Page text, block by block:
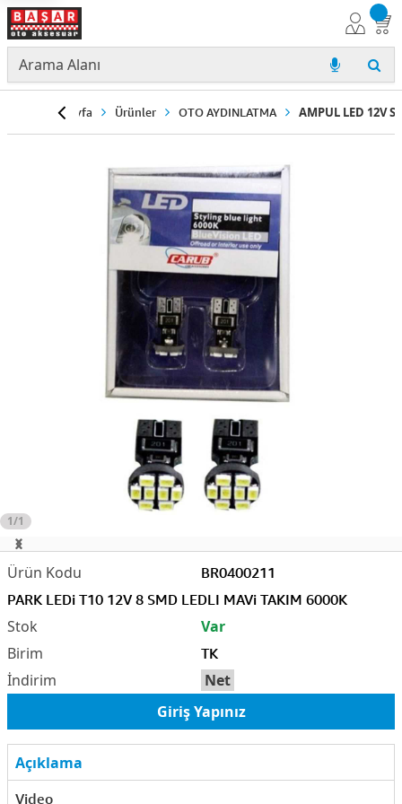
Anasayfa Ürünler OTO AYDINLATMA AMPUL LED 12V
1/1
BR0400211
PARK LEDi T10 12V 8 SMD LEDLI MAVi TAKIM 6000K
TK
Net
Var
Giriş Yapınız
Açıklama
Video